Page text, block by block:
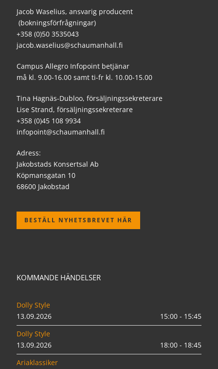
Jacob Waselius, ansvarig producent
(bokningsförfrågningar)
+358 (0)50 3535043
jacob.waselius@schaumanhall.fi
Campus Allegro Infopoint betjänar
må kl. 9.00-16.00 samt ti-fr kl. 10.00-15.00
Tina Hagnäs-Dubloo, försäljningssekreterare
Lise Strand, försäljningssekreterare
+358 (0)45 108 9934
infopoint@schaumanhall.fi
Adress:
Jakobstads Konsertsal Ab
Köpmansgatan 10
68600 Jakobstad
BESTÄLL NYHETSBREVET HÄR
KOMMANDE HÄNDELSER
Dolly Style
13.09.2026
15:00 - 15:45
Dolly Style
13.09.2026
18:00 - 18:45
Ariaklassiker